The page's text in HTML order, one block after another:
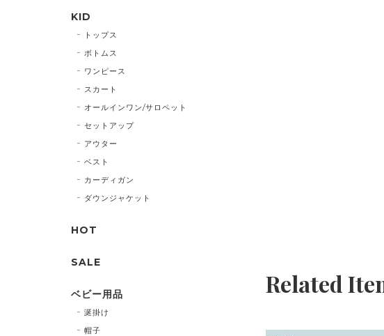
Related
KID
トップス
ボトムス
ワンピース
スカート
オールインワン/サロペット
セットアップ
アウター
ベスト
カーディガン
ダウンジャケット
HOT
SALE
ベビー用品
涎掛け
帽子